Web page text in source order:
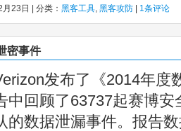
23日 | 分类： 黑客工具, 黑客攻防 1条评论
密事件
发布了《2014年度
中回顾了63737起赛博
的数据泄漏事件。报告